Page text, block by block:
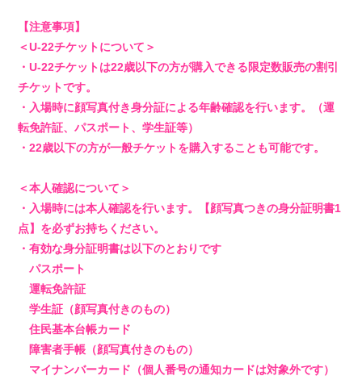
4log
【注意事項】
＜U-22チケットについて＞
・U-22チケットは22歳以下の方が購入できる限定数販売の割引
チケットです。
・入場時に顔写真付き身分証による年齢確認を行います。（運
転免許証、パスポート、学生証等）
・22歳以下の方が一般チケットを購入することも可能です。
＜本人確認について＞
・入場時には本人確認を行います。【顔写真つきの身分証明書1
点】を必ずお持ちください。
・有効な身分証明書は以下のとおりです
パスポート
運転免許証
学生証（顔写真付きのもの）
住民基本台帳カード
障害者手帳（顔写真付きのもの）
マイナンバーカード（個人番号の通知カードは対象外です）